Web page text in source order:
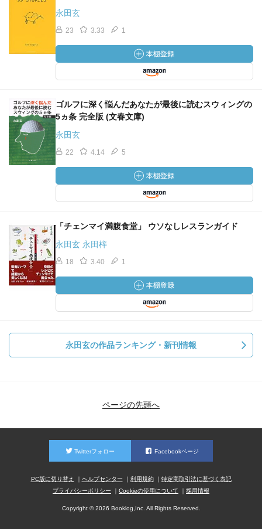
永田玄
23 3.33 1
ゴルフに深く悩んだあなたが最後に読むスウィングの
5ヵ条 完全版 (文春文庫)
永田玄
22 4.14 5
「チェンマイ満腹食堂」 ウソなしレスランガイド
永田玄 永田梓
18 3.40 1
永田玄の作品ランキング・新刊情報
ページの先頭へ
Twitterフォロー Facebookページ
PC版に切り替え ヘルプセンター 利用規約
特定商取引法に基づく表記
プライバシーポリシー
Cookieの使用について 採用情報
Copyright © 2026 Booklog,Inc. All Rights Reserved.